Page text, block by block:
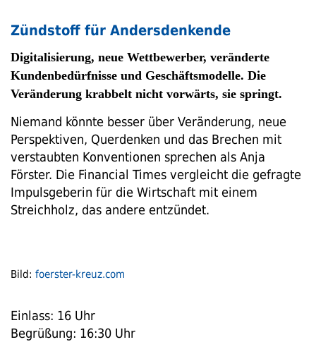
Zündstoff für Andersdenkende
Digitalisierung, neue Wettbewerber, veränderte
Kundenbedürfnisse und Geschäftsmodelle. Die
Veränderung krabbelt nicht vorwärts, sie springt.
Niemand könnte besser über Veränderung, neue
Perspektiven, Querdenken und das Brechen mit
verstaubten Konventionen sprechen als Anja
Förster. Die Financial Times vergleicht die gefragte
Impulsgeberin für die Wirtschaft mit einem
Streichholz, das andere entzündet.
Bild: foerster-kreuz.com
Einlass: 16 Uhr
Begrüßung: 16:30 Uhr